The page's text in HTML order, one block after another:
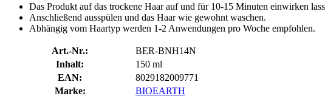
Das Produkt auf das trockene Haar auf und für 10-15 Minuten einwirken
Anschließend ausspülen und das Haar wie gewohnt waschen.
Abhängig vom Haartyp werden 1-2 Anwendungen pro Woche empfohlen.
Art.-Nr.:
BER-BNH14N
Inhalt:
150 ml
EAN:
8029182009771
Marke:
BIOEARTH